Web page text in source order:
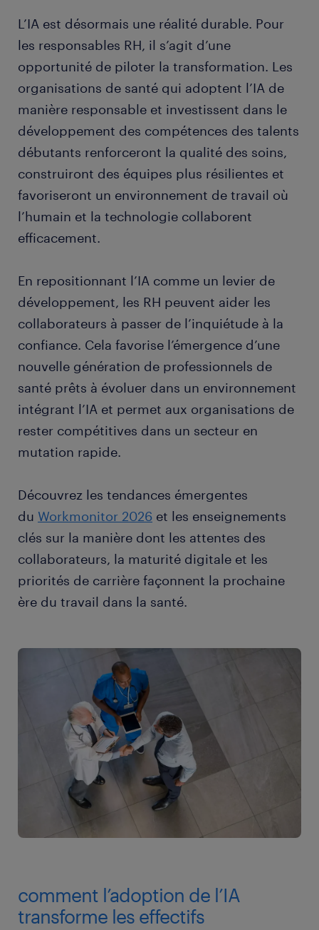
L’IA est désormais une réalité durable. Pour
les responsables RH, il s’agit d’une
opportunité de piloter la transformation. Les
organisations de santé qui adoptent l’IA de
manière responsable et investissent dans le
développement des compétences des talents
débutants renforceront la qualité des soins,
construiront des équipes plus résilientes et
favoriseront un environnement de travail où
l’humain et la technologie collaborent
efficacement.
En repositionnant l’IA comme un levier de
développement, les RH peuvent aider les
collaborateurs à passer de l’inquiétude à la
confiance. Cela favorise l’émergence d’une
nouvelle génération de professionnels de
santé prêts à évoluer dans un environnement
intégrant l’IA et permet aux organisations de
rester compétitives dans un secteur en
mutation rapide.
Découvrez les tendances émergentes
du Workmonitor 2026 et les enseignements
clés sur la manière dont les attentes des
collaborateurs, la maturité digitale et les
priorités de carrière façonnent la prochaine
ère du travail dans la santé.
comment l’adoption de l’IA
transforme les effectifs